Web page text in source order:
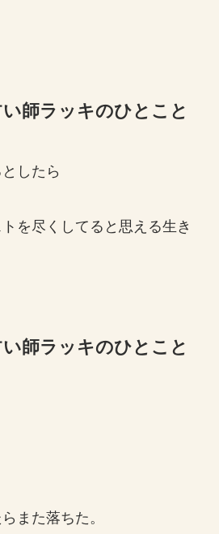
師ラッキのひとこと
したら
を尽くしてると思える生き
師ラッキのひとこと
また落ちた。